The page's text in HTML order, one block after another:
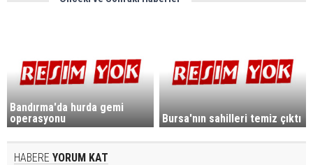
Bandırma'da hurda gemi
operasyonu
Bursa'nın sahilleri temiz çıktı
HABERE YORUM KAT